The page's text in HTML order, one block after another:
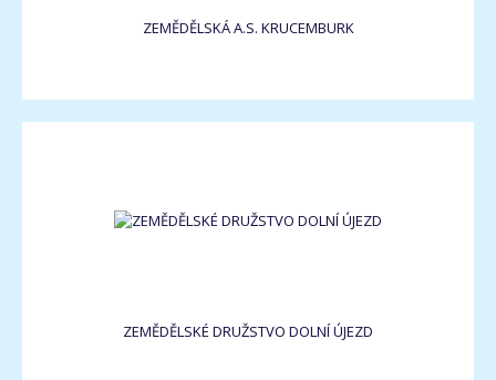
ZEMĚDĚLSKÁ A.S. KRUCEMBURK
ZEMĚDĚLSKÉ DRUŽSTVO DOLNÍ ÚJEZD